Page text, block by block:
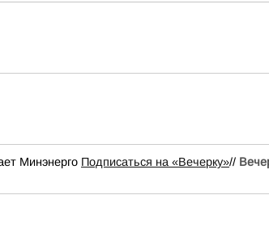
Минэнерго Подписаться на «Вечерку»//